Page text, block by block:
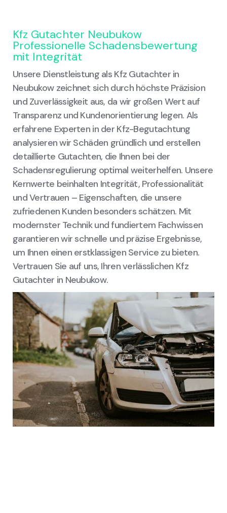
Kfz Gutachter Neubukow
Professionelle Schadensbewertung
mit Integrität
Unsere Dienstleistung als Kfz Gutachter in
Neubukow zeichnet sich durch höchste Präzision
und Zuverlässigkeit aus, da wir großen Wert auf
Transparenz und Kundenorientierung legen. Als
erfahrene Experten in der Kfz-Begutachtung
analysieren wir Schäden gründlich und erstellen
detaillierte Gutachten, die Ihnen bei der
Schadensregulierung optimal weiterhelfen. Unsere
Kernwerte beinhalten Integrität, Professionalität
und Vertrauen – Eigenschaften, die unsere
zufriedenen Kunden besonders schätzen. Mit
modernster Technik und fundiertem Fachwissen
garantieren wir schnelle und präzise Ergebnisse,
um Ihnen einen erstklassigen Service zu bieten.
Vertrauen Sie auf uns, Ihren verlässlichen Kfz
Gutachter in Neubukow.